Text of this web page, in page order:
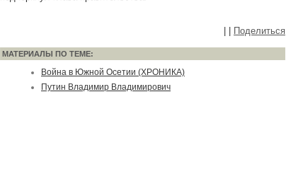
Поделиться
МАТЕРИАЛЫ ПО ТЕМЕ:
Война в Южной Осетии (ХРОНИКА)
Путин Владимир Владимирович